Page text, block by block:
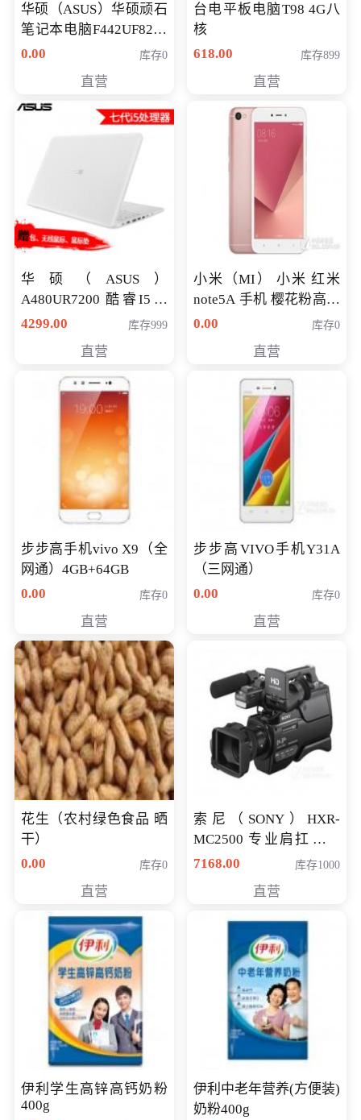
华硕（ASUS）华硕顽石
笔记本电脑F442UF8250
八代独显轻薄办公商务
0.00 库存0
直营
台电平板电脑T98 4G八
核
618.00
库存899
直营
华硕（ASUS）
A480UR7200 酷睿I5超
薄学生办公游戏独显笔
NV930-2G独
4299.00 库存999
直营
小米（MI） 小米 红米
note5A 手机 樱花粉高配
版 全网通(3G+32G)
0.00 库存0
直营
步步高手机vivo X9（全
网通）4GB+64GB
0.00
库存0
直营
步步高VIVO手机Y31A
（三网通）
0.00
库存0
直营
花生（农村绿色食品 晒
干）
0.00
库存0
直营
索尼（SONY）HXR-
MC2500 专业肩扛式存
储卡全高清摄录一体机
清入门级摄像机
7168.00 库存1000
直营
伊利学生高锌高钙奶粉
400g
伊利中老年营养(方便装)
奶粉400g